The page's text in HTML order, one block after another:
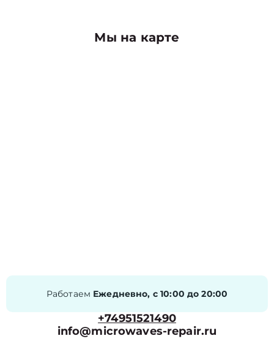
Мы на карте
Работаем Ежедневно, с 10:00 до 20:00
+74951521490
info@microwaves-repair.ru